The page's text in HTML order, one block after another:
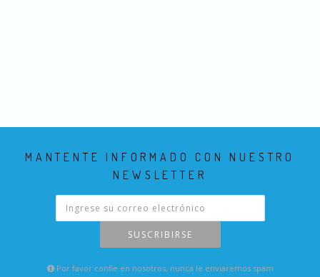
MANTENTE INFORMADO CON NUESTRO
NEWSLETTER
SUSCRIBIRSE
Por favor confie en nosotros, nunca le enviaremos spam